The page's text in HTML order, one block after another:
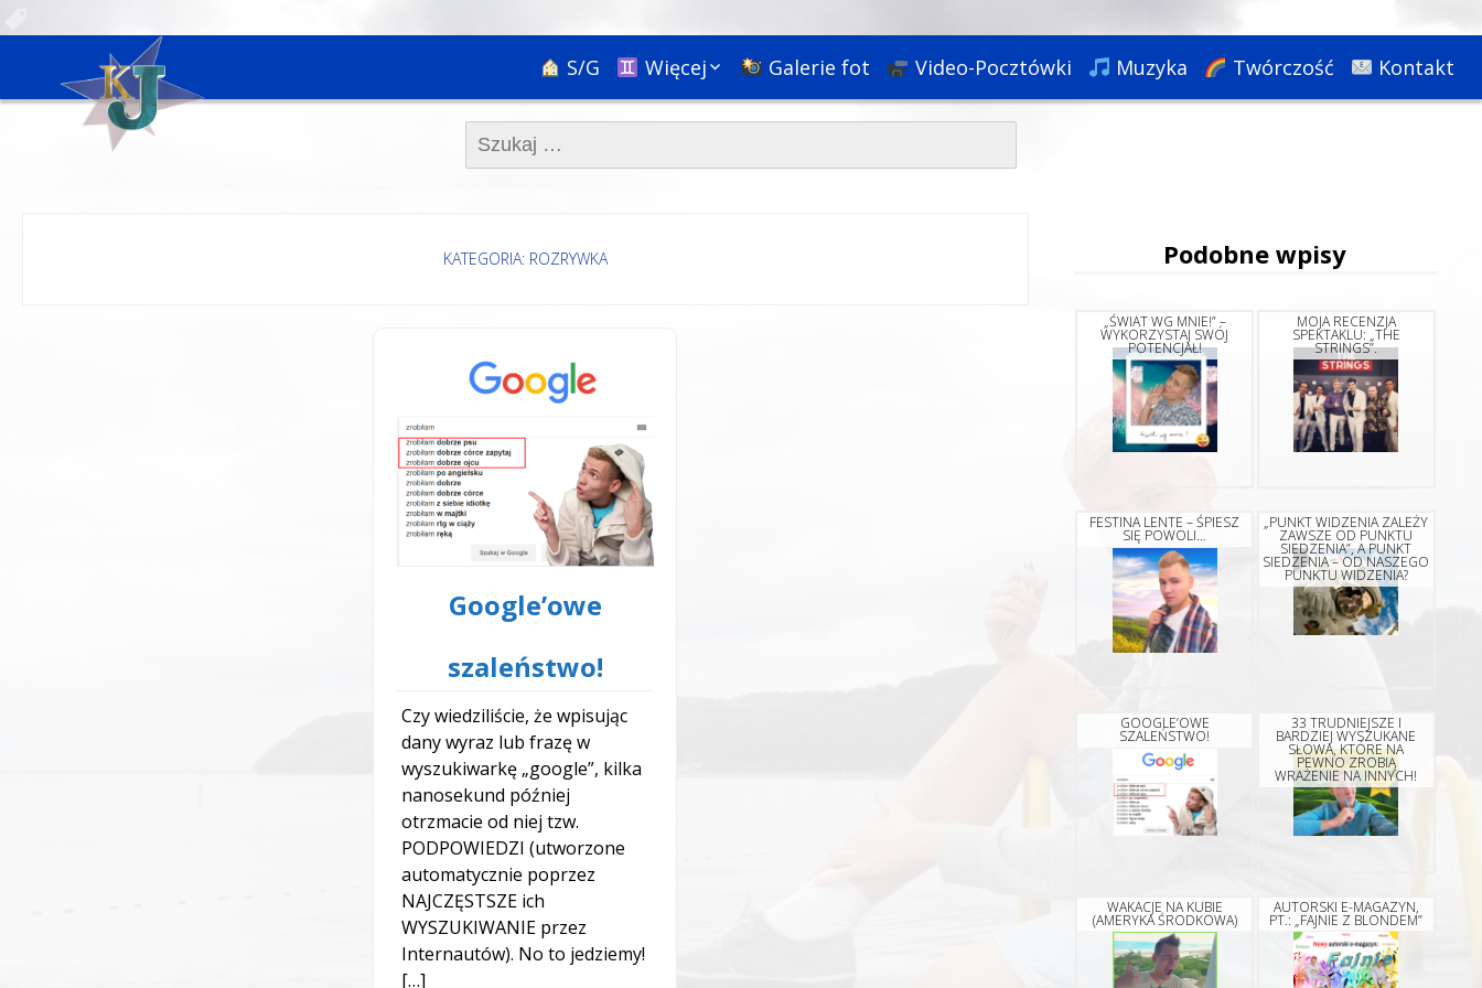
S/G
Więcej
Ciekawostki
Podróże
Galerie fot Video-Pocztówki Muzyka Twórczość Kontakt
Szukaj:
KATEGORIA: ROZRYWKA
Google’owe
szaleństwo!
Czy wiedziliście, że wpisując
dany wyraz lub frazę w
wyszukiwarkę „google”, kilka
nanosekund później
otrzmacie od niej tzw.
PODPOWIEDZI (utworzone
automatycznie poprzez
NAJCZĘSTSZE ich
WYSZUKIWANIE przez
Internautów). No to jedziemy!
[…]
Podobne wpisy
„ŚWIAT WG MNIE!” –
WYKORZYSTAJ SWÓJ
POTENCJAŁ!
MOJA RECENZJA
SPEKTAKLU: „THE
STRINGS”.
FESTINA LENTE – ŚPIESZ
SIĘ POWOLI…
„PUNKT WIDZENIA ZALEŻY
ZAWSZE OD PUNKTU
SIEDZENIA”, A PUNKT
SIEDZENIA – OD NASZEGO
PUNKTU WIDZENIA?
GOOGLE’OWE
SZALEŃSTWO!
33 TRUDNIEJSZE I
BARDZIEJ WYSZUKANE
SŁOWA, KTÓRE NA
PEWNO ZROBIĄ
WRAŻENIE NA INNYCH!
WAKACJE NA KUBIE
(AMERYKA ŚRODKOWA)
AUTORSKI E-MAGAZYN,
PT.: „FAJNIE Z BLONDEM”